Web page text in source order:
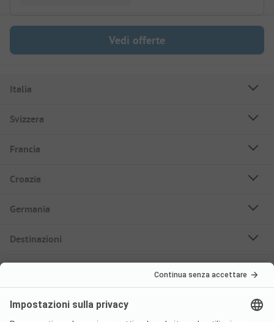
Vedi offerte
Italia
Svizzera
Francia
Croazia
Germania
Destinazioni
Case mobili in affitto